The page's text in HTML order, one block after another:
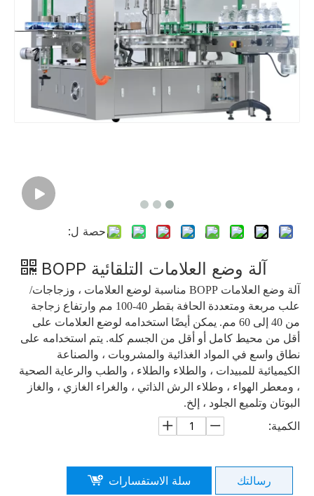
حصة ل:
آلة وضع العلامات التلقائية BOPP
آلة وضع العلامات BOPP مناسبة لوضع العلامات ، وزجاجات/
علب مربعة ومتعددة الحافة بقطر 40-100 مم وارتفاع زجاجة
من 40 إلى 60 مم. يمكن أيضًا استخدامه لوضع العلامات على
أقل من محيط كامل أو أقل من الجسم كله. يتم استخدامه على
نطاق واسع في المواد الغذائية والمشروبات ، والصناعة
الكيميائية للمبيدات ، والطلاء والطلاء ، والطب والرعاية الصحية
، ومعطر الهواء ، وطلاء الرش الذاتي ، والغراء الغازي ، والغاز
البوتان وتلميع الجلود ، إلخ.
الكمية:
رسالتك سلة الاستفسارات